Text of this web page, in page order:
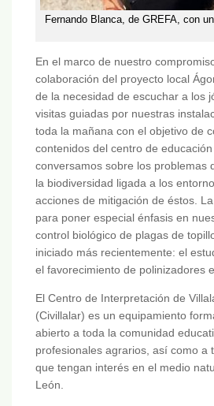
Fernando Blanca, de GREFA, con
En el marco de nuestro
colaboración del proyecto local
de la necesidad de escuchar a los
visitas guiadas por nuestras
toda la mañana con el objetivo de
contenidos del centro de
conversamos sobre los problemas
la biodiversidad ligada a los
acciones de mitigación de éstos.
para poner especial énfasis en
control biológico de plagas de
iniciado más recientemente: el
el favorecimiento de polinizadores
El Centro de Interpretación de
(Civillalar) es un equipamiento
abierto a toda la comunidad
profesionales agrarios, así como a
que tengan interés en el medio
León.